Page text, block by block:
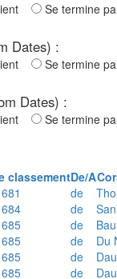
Se termine
Dates) :
Se termine
Dates) :
Se termine
classementDe/A
de
de
de
de Du
de
de